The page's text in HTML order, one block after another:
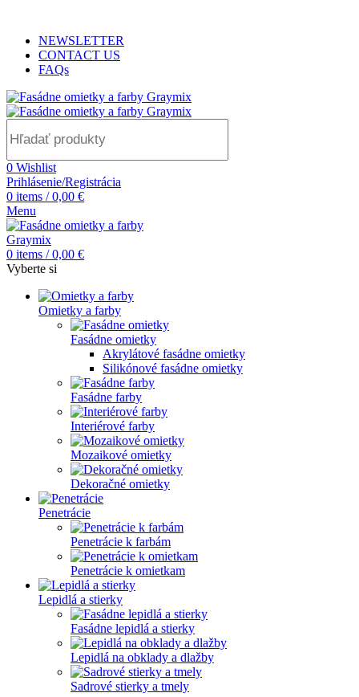
NEWSLETTER
CONTACT US
FAQs
0 Wishlist
Prihlásenie/Registrácia
0 items / 0,00 €
Menu
0 items / 0,00 €
Vyberte si
Omietky a farby
Fasádne omietky
Akrylátové fasádne omietky
Silikónové fasádne omietky
Fasádne farby
Interiérové farby
Mozaikové omietky
Dekoračné omietky
Penetrácie
Penetrácie k farbám
Penetrácie k omietkam
Lepidlá a stierky
Fasádne lepidlá a stierky
Lepidlá na obklady a dlažby
Sadrové stierky a tmely